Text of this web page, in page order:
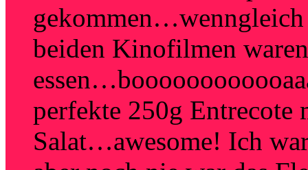
beiden Kinofilmen
perfekte 250g
Salat…awesome! Ich